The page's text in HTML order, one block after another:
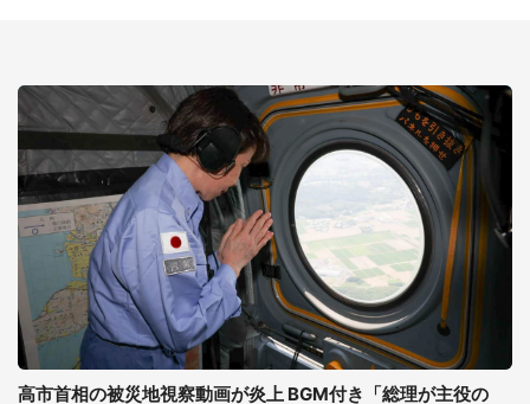
高市首相の被災地視察動画が炎上 BGM付き「総理が主役の